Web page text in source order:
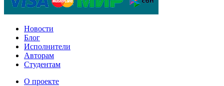
Новости
Блог
Исполнители
Авторам
Студентам
О проекте